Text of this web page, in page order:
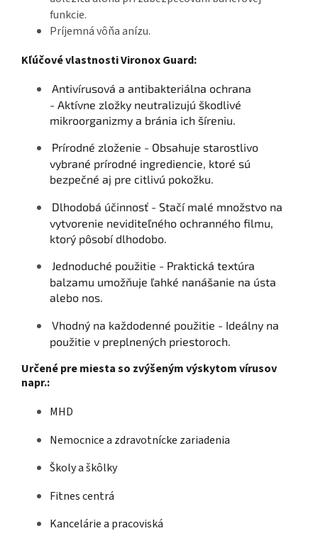
funkcie.
Príjemná vôňa anízu.
Kľúčové vlastnosti Vironox Guard:
Antivírusová a antibakteriálna ochrana
- Aktívne zložky neutralizujú škodlivé
mikroorganizmy a bránia ich šíreniu.
Prírodné zloženie - Obsahuje starostlivo
vybrané prírodné ingrediencie, ktoré sú
bezpečné aj pre citlivú pokožku.
Dlhodobá účinnosť - Stačí malé množstvo na
vytvorenie neviditeľného ochranného filmu,
ktorý pôsobí dlhodobo.
Jednoduché použitie - Praktická textúra
balzamu umožňuje ľahké nanášanie na ústa
alebo nos.
Vhodný na každodenné použitie - Ideálny na
použitie v preplnených priestoroch.
Určené pre miesta so zvýšeným výskytom vírusov
napr.:
MHD
Nemocnice a zdravotnícke zariadenia
Školy a škôlky
Fitnes centrá
Kancelárie a pracoviská